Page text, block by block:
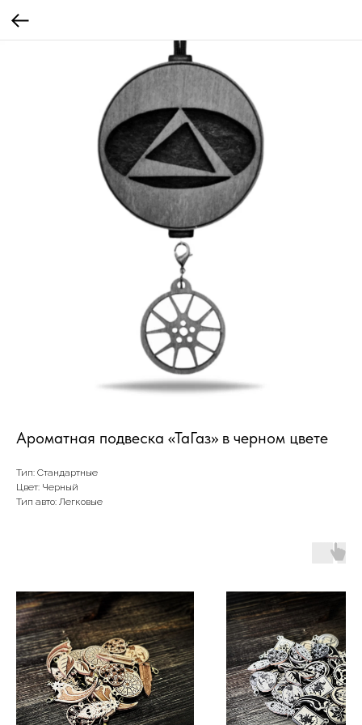
Ароматная подвеска «ТаГаз» в черном цвете
Тип: Стандартные
Цвет: Черный
Тип авто: Легковые